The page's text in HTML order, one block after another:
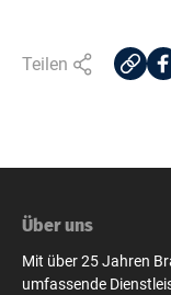
Teilen
Über uns
Mit über 25 Jahren
umfassende